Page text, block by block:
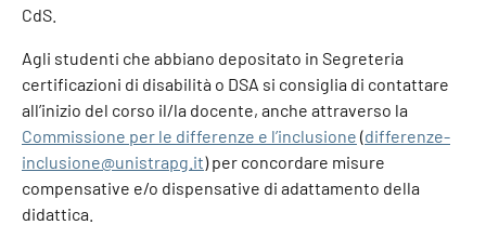
CdS.
Agli studenti che abbiano depositato in Segreteria
certificazioni di disabilità o DSA si consiglia di contattare
all’inizio del corso il/la docente, anche attraverso la
Commissione per le differenze e l’inclusione (differenze-
inclusione@unistrapg.it) per concordare misure
compensative e/o dispensative di adattamento della
didattica.